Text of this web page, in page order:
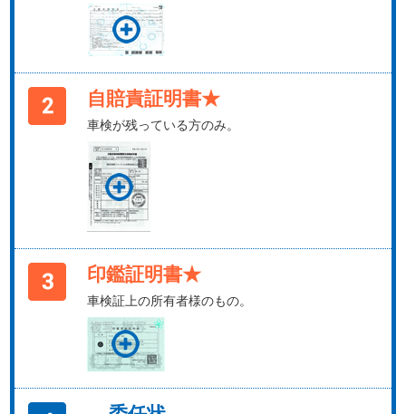
自賠責証明書★
車検が残っている方のみ。
印鑑証明書★
車検証上の所有者様のもの。